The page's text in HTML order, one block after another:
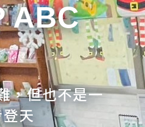
ABC
，但也不是一
天